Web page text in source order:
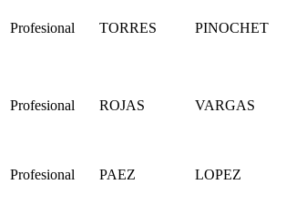
Profesional TORRES PINOCHET
Profesional ROJAS VARGAS
Profesional PAEZ LOPEZ